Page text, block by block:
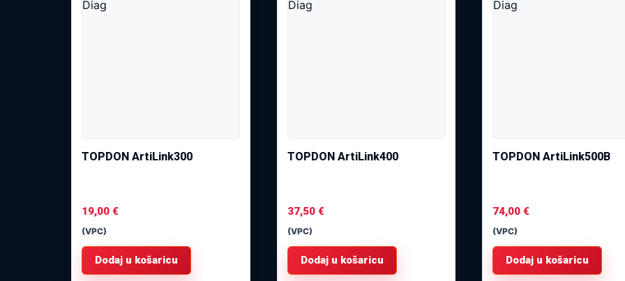
TOPDON ArtiLink300
19,00 €
(VPC)
Dodaj u košaricu
TOPDON ArtiLink400
37,50 €
(VPC)
Dodaj u košaricu
TOPDON ArtiLink500B
74,00 €
(VPC)
Dodaj u košaricu